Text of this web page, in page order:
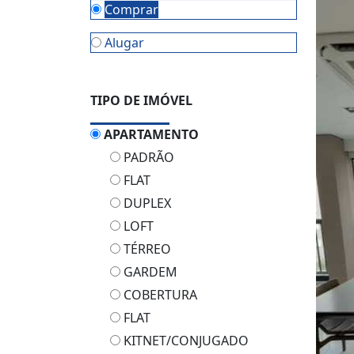
Comprar
Alugar
TIPO DE IMÓVEL
APARTAMENTO
PADRÃO
FLAT
DUPLEX
LOFT
TÉRREO
GARDEM
COBERTURA
FLAT
KITNET/CONJUGADO